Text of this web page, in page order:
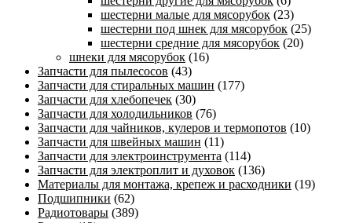
шестерни малые для мясорубок (23)
шестерни под шнек для мясорубок (25)
шестерни средние для мясорубок (20)
шнеки для мясорубок (16)
Запчасти для пылесосов (43)
Запчасти для стиральных машин (177)
Запчасти для хлебопечек (30)
Запчасти для холодильников (76)
Запчасти для чайников, кулеров и термопотов (10)
Запчасти для швейных машин (11)
Запчасти для электроинструмента (114)
Запчасти для электроплит и духовок (136)
Материалы для монтажа, крепеж и расходники (19)
Подшипники (62)
Радиотовары (389)